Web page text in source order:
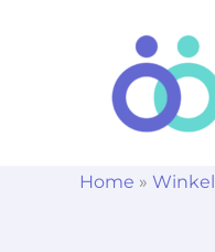
Home » Winkel